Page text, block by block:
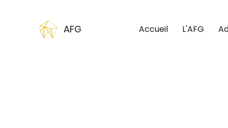
AFG Accueil L'AFG